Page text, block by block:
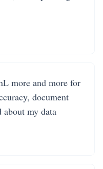
more and more for
document
my data.